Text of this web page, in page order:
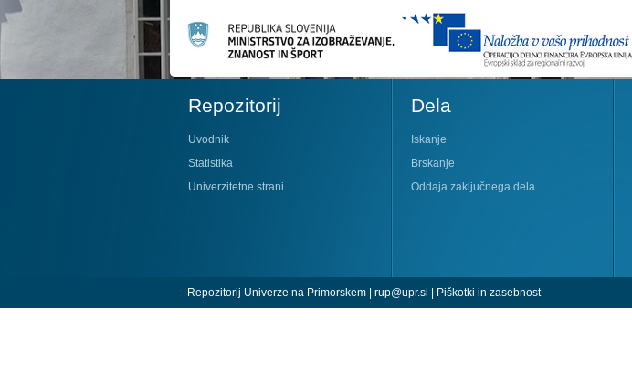
Repozitorij
Uvodnik
Statistika
Univerzitetne strani
Dela
Iskanje
Brskanje
Oddaja zaključnega dela
Repozitorij Univerze na Primorskem | rup@upr.si | Piškotki in zasebnost